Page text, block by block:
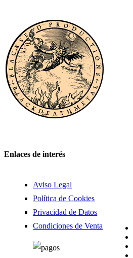
Enlaces de interés
Aviso Legal
Política de Cookies
Privacidad de Datos
Condiciones de Venta